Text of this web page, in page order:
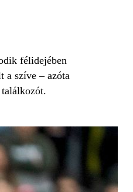
félidejében
a szíve – azóta
találkozót.